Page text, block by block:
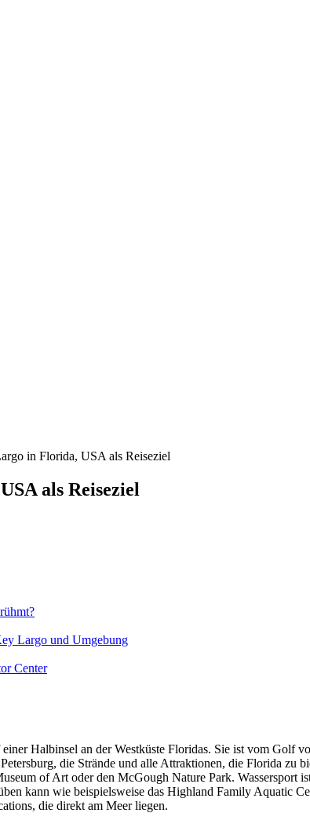
in Florida, USA als Reiseziel
als Reiseziel
Largo und Umgebung
Center
Halbinsel an der Westküste Floridas. Sie ist vom Golf
die Strände und alle Attraktionen, die Florida zu
of Art oder den McGough Nature Park. Wassersport
kann wie beispielsweise das Highland Family Aquatic
die direkt am Meer liegen.